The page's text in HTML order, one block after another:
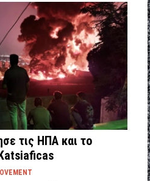
τις ΗΠΑ και το